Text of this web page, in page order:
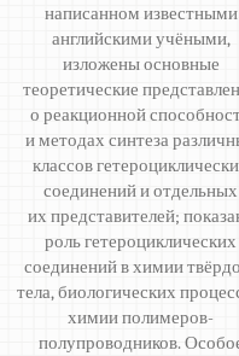
написанном известными
английскими учёными,
изложены основные
теоретические
о реакционной
и методах синтеза
классов
соединений и отдельных
их представителей;
роль гетероциклических
соединений в химии
тела, биологических
химии полимеров-
полупроводников.